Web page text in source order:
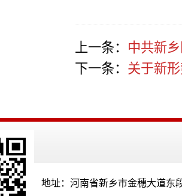
上一条： 中共新
下一条： 关于新
地址：河南省新乡市金穗大道东